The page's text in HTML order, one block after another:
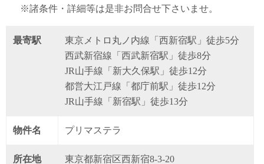
※諸条件・詳細等は是非お問合せ下さいませ。
最寄駅
東京メトロ丸ノ内線「西新宿駅」徒歩5分
西武新宿線「西武新宿駅」徒歩8分
JR山手線「新大久保駅」徒歩12分
都営大江戸線「都庁前駅」徒歩12分
JR山手線「新宿駅」徒歩13分
物件名 プリマステラ
所在地 東京都新宿区西新宿8-3-20